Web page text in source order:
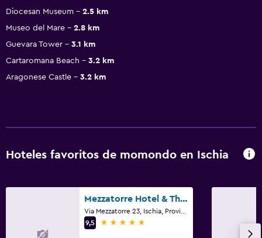
Diocesan Museum
2.5 km
Museo del Mare
2.8 km
Guevara Tower
3.1 km
Cartaromana Beach
3.2 km
Aragonese Castle
3.2 km
Hoteles favoritos de momondo en Ischia
Mezzatorre Hotel & Thermal Spa
9,5
5 estrellas